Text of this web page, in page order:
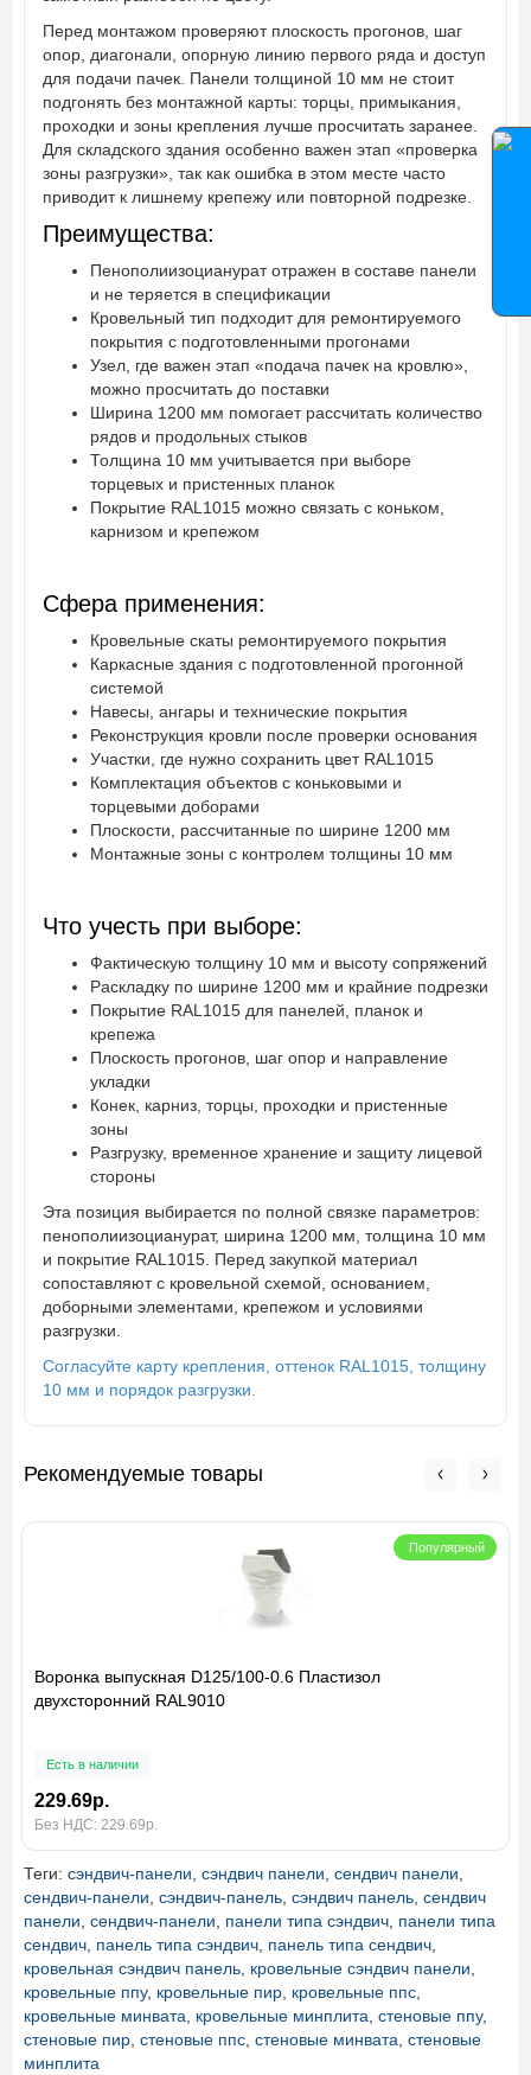
Перед монтажом проверяют плоскость прогонов, шаг
опор, диагонали, опорную линию первого ряда и доступ
для подачи пачек. Панели толщиной 10 мм не стоит
подгонять без монтажной карты: торцы, примыкания,
проходки и зоны крепления лучше просчитать заранее.
Для складского здания особенно важен этап «проверка
зоны разгрузки», так как ошибка в этом месте часто
приводит к лишнему крепежу или повторной подрезке.
Преимущества:
Пенополиизоцианурат отражен в составе панели
и не теряется в спецификации
Кровельный тип подходит для ремонтируемого
покрытия с подготовленными прогонами
Узел, где важен этап «подача пачек на кровлю»,
можно просчитать до поставки
Ширина 1200 мм помогает рассчитать количество
рядов и продольных стыков
Толщина 10 мм учитывается при выборе
торцевых и пристенных планок
Покрытие RAL1015 можно связать с коньком,
карнизом и крепежом
Сфера применения:
Кровельные скаты ремонтируемого покрытия
Каркасные здания с подготовленной прогонной
системой
Навесы, ангары и технические покрытия
Реконструкция кровли после проверки основания
Участки, где нужно сохранить цвет RAL1015
Комплектация объектов с коньковыми и
торцевыми доборами
Плоскости, рассчитанные по ширине 1200 мм
Монтажные зоны с контролем толщины 10 мм
Что учесть при выборе:
Фактическую толщину 10 мм и высоту сопряжений
Раскладку по ширине 1200 мм и крайние подрезки
Покрытие RAL1015 для панелей, планок и
крепежа
Плоскость прогонов, шаг опор и направление
укладки
Конек, карниз, торцы, проходки и пристенные
зоны
Разгрузку, временное хранение и защиту лицевой
стороны
Эта позиция выбирается по полной связке параметров:
пенополиизоцианурат, ширина 1200 мм, толщина 10 мм
и покрытие RAL1015. Перед закупкой материал
сопоставляют с кровельной схемой, основанием,
доборными элементами, крепежом и условиями
разгрузки.
Согласуйте карту крепления, оттенок RAL1015, толщину
10 мм и порядок разгрузки.
Рекомендуемые товары
Популярный
Воронка выпускная D125/100-0.6 Пластизол
двухсторонний RAL9010
Есть в наличии
229.69р.
Без НДС: 229.69р.
Теги: сэндвич-панели, сэндвич панели, сендвич панели,
сендвич-панели, сэндвич-панель, сэндвич панель, сендвич
панели, сендвич-панели, панели типа сэндвич, панели типа
сендвич, панель типа сэндвич, панель типа сендвич,
кровельная сэндвич панель, кровельные сэндвич панели,
кровельные ппу, кровельные пир, кровельные ппс,
кровельные минвата, кровельные минплита, стеновые ппу,
стеновые пир, стеновые ппс, стеновые минвата, стеновые
минплита